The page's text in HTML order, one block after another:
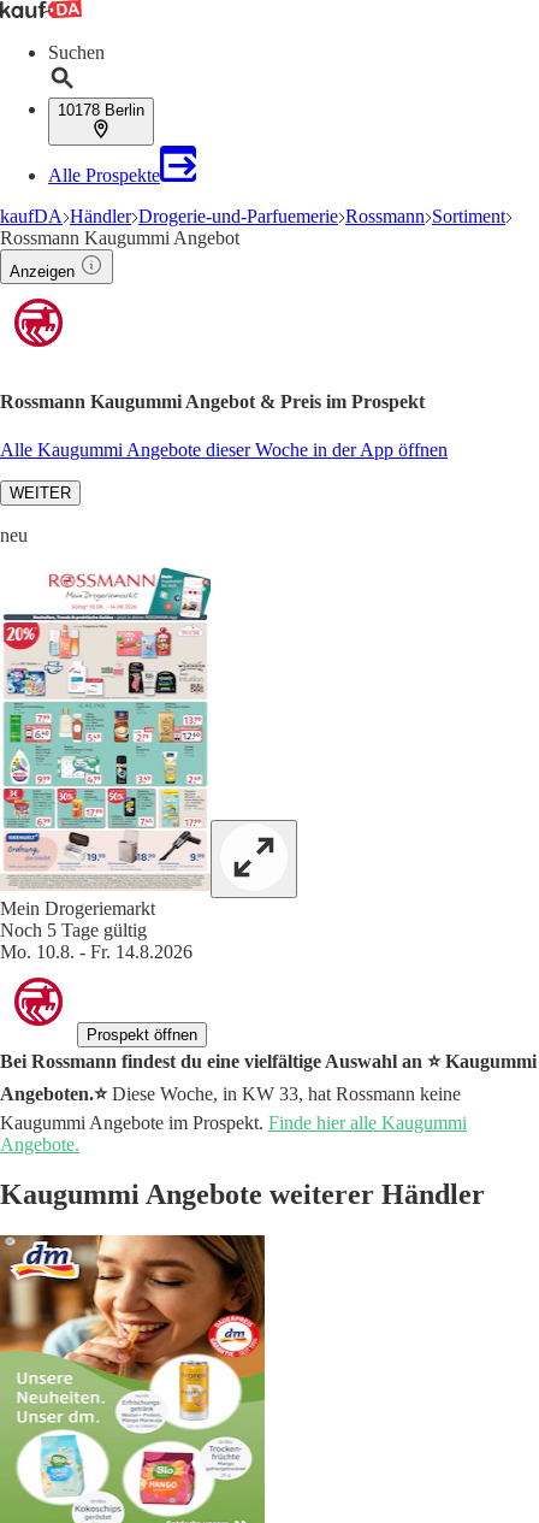
Suchen
10178 Berlin
Alle Prospekte
kaufDA Händler Drogerie-und-Parfuemerie Rossmann Sortiment
Rossmann Kaugummi Angebot
Anzeigen
Rossmann Kaugummi Angebot & Preis im Prospekt
Alle Kaugummi Angebote dieser Woche in der App öffnen
WEITER
neu
Mein Drogeriemarkt
Noch 5 Tage gültig
Mo. 10.8. - Fr. 14.8.2026
Prospekt öffnen
Bei Rossmann findest du eine vielfältige Auswahl an ⭐️ Kaugummi
Angeboten.⭐️Diese Woche, in KW 33, hat Rossmann keine
Kaugummi Angebote im Prospekt. Finde hier alle Kaugummi
Angebote.
Kaugummi Angebote weiterer Händler